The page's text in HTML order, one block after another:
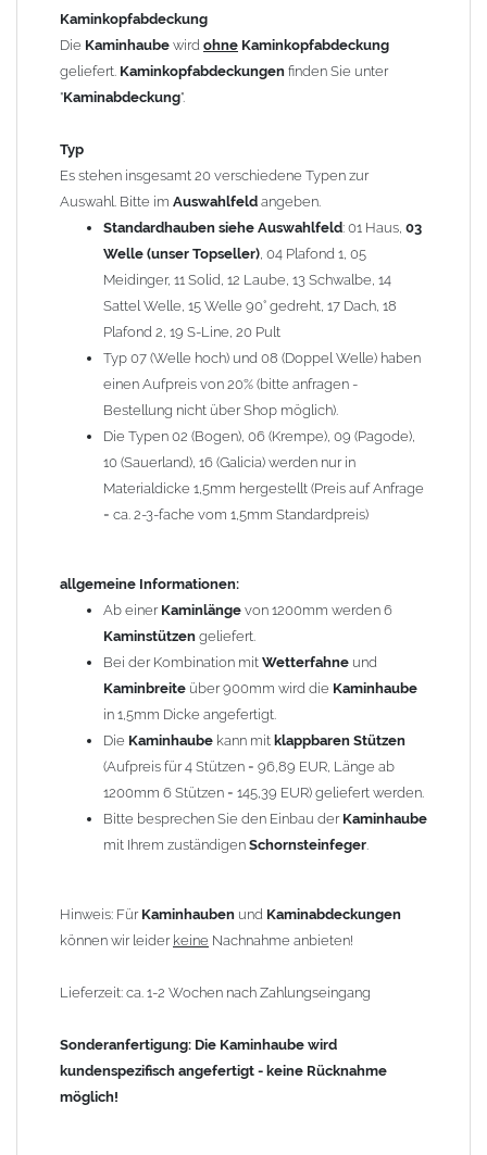
angefertigt.
DieKaminhaubekann mitklappbaren Stützen
für 4 Stützen = 96,89 EUR, Länge ab 1200mm 6 Stützen =
145,39 EUR) geliefert werden.
Ihrem zuständigen
Hinweis: FürKaminhaubenundKaminabdeckungenkönnen wir
Nachnahme anbieten!
Lieferzeit: ca. 1-2 Wochen nach Zahlungseingang
Sonderanfertigung: Die Kaminhaube wird kundenspezifisch
angefertigt - keine Rücknahme möglich!
Zum Bild vergößern, bitte auf das Bild klicken!
Kaminkopfabdeckung
Die Kaminhaube wird ohne Kaminkopfabdeckung
geliefert. Kaminkopfabdeckungen finden Sie unter
"Kaminabdeckung".
Typ
Es stehen insgesamt 20 verschiedene Typen zur
Auswahl. Bitte im Auswahlfeld angeben.
Standardhauben siehe Auswahlfeld: 01 Haus, 03
Welle (unser Topseller), 04 Plafond 1, 05
Meidinger, 11 Solid, 12 Laube, 13 Schwalbe, 14
Sattel Welle, 15 Welle 90° gedreht, 17 Dach, 18
Plafond 2, 19 S-Line, 20 Pult
Typ 07 (Welle hoch) und 08 (Doppel Welle) haben
einen Aufpreis von 20% (bitte anfragen -
Bestellung nicht über Shop möglich).
Die Typen 02 (Bogen), 06 (Krempe), 09 (Pagode),
10 (Sauerland), 16 (Galicia) werden nur in
Materialdicke 1,5mm hergestellt (Preis auf Anfrage
= ca. 2-3-fache vom 1,5mm Standardpreis)
allgemeine Informationen:
Ab einer Kaminlänge von 1200mm werden 6
Kaminstützen geliefert.
Bei der Kombination mit Wetterfahne und
Kaminbreite über 900mm wird die Kaminhaube
in 1,5mm Dicke angefertigt.
Die Kaminhaube kann mit klappbaren Stützen
(Aufpreis für 4 Stützen = 96,89 EUR, Länge ab
1200mm 6 Stützen = 145,39 EUR) geliefert werden.
Bitte besprechen Sie den Einbau der Kaminhaube
mit Ihrem zuständigen Schornsteinfeger.
Hinweis: Für Kaminhauben und Kaminabdeckungen
können wir leider keine Nachnahme anbieten!
Lieferzeit: ca. 1-2 Wochen nach Zahlungseingang
Sonderanfertigung: Die Kaminhaube wird
kundenspezifisch angefertigt - keine Rücknahme
möglich!